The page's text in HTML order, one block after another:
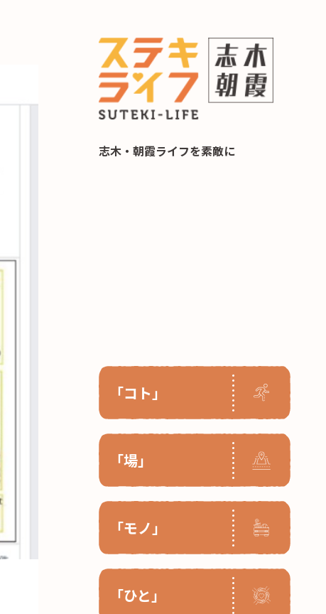
志木・朝霞ライフを素敵に
「コト」
「場」
「モノ」
「ひと」